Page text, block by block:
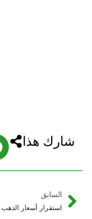
شارك هذا
السابق